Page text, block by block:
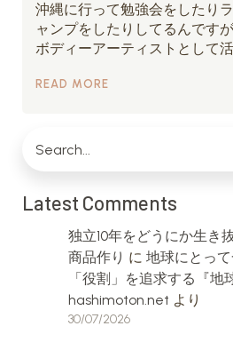
沖縄に行って勉強会をしたり
ャンプをしたりしてるんです
ボディーアーティストとして
READ MORE
Latest Comments
独立10年をどうにか生き
商品作り に 地球にとっ
「役割」を追求する『
hashimoton.net より
30/07/2026